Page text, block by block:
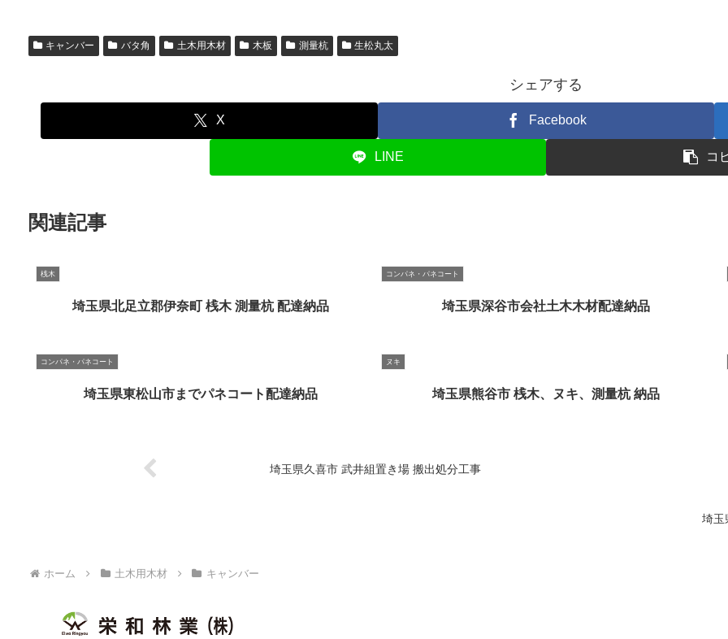
キャンバー バタ角 土木用木材 木板 測量杭 生松丸太
シェアする
X Facebook
LINE コ
関連記事
桟木
埼玉県北足立郡伊奈町 桟木 測量杭 配達納品
コンパネ・パネコート
埼玉県深谷市会社土木木材配達納品
コンパネ・パネコート
埼玉県東松山市までパネコート配達納品
ヌキ
埼玉県熊谷市 桟木、ヌキ、測量杭 納品
埼玉県久喜市 武井組置き場 搬出処分工事
埼玉
ホーム 土木用木材 キャンバー